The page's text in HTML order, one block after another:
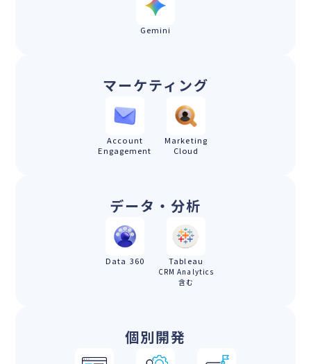
Gemini
マーケティング
Account
Engagement
Marketing
Cloud
データ・分析
Data 360 Tableau
CRM Analytics
含む
個別開発